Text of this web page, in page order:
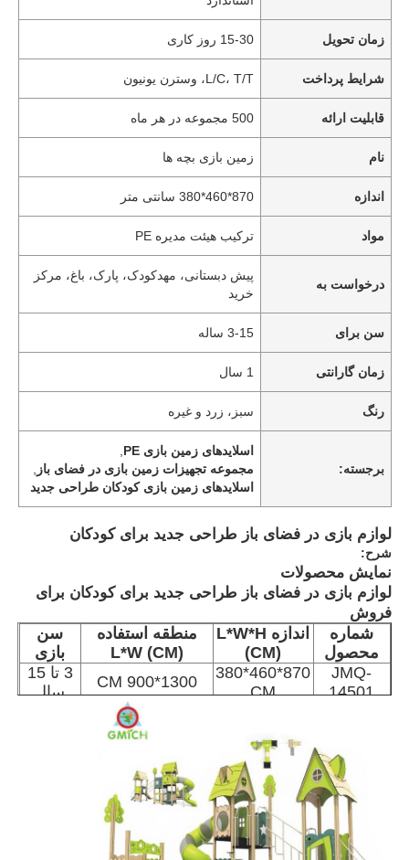
زمان تحویل 15-30 روز کاری
شرایط پرداخت L/C، T/T، وسترن یونیون
قابلیت ارائه 500 مجموعه در هر ماه
نام زمین بازی بچه ها
اندازه 870*460*380 سانتی متر
مواد ترکیب هیئت مدیره PE
درخواست به
پیش دبستانی، مهدکودک، پارک، باغ، مرکز
خرید
سن برای 3-15 ساله
زمان گارانتی 1 سال
رنگ سبز، زرد و غیره
برجسته:
اسلایدهای زمین بازی PE
مجموعه تجهیزات زمین بازی در فضای باز
اسلایدهای زمین بازی کودکان طراحی جدید
لوازم بازی در فضای باز طراحی جدید برای کودکان
شرح:
نمایش محصولات
لوازم بازی در فضای باز طراحی جدید برای کودکان برای
فروش
شماره
محصول
اندازه L*W*H
(CM)
منطقه استفاده
L*W (CM)
سن
بازی
JMQ-
14501
870*460*380
CM
1300*900 CM
3 تا 15
سال